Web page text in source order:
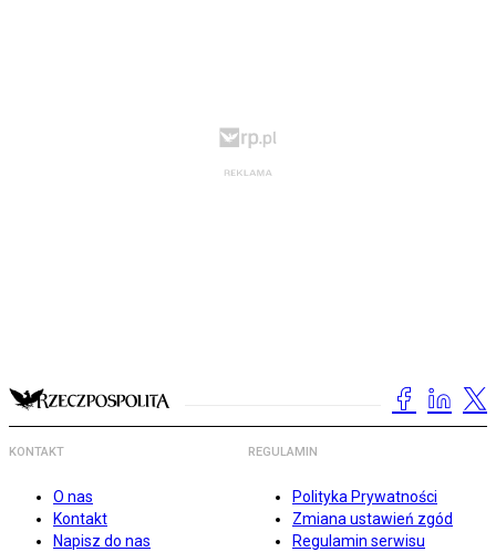
KONTAKT
O nas
Kontakt
Napisz do nas
REGULAMIN
Polityka Prywatności
Zmiana ustawień zgód
Regulamin serwisu